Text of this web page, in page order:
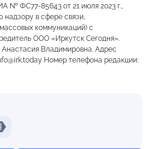
№ ФС77-85643 от 21 июля 2023 г.,
в сфере связи,
коммуникаций) с
ООО «Иркутск Сегодня».
Владимировна. Адрес
Номер телефона редакции:
Yandex